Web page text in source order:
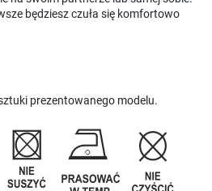
będziesz czuła się komfortowo
prezentowanego modelu.